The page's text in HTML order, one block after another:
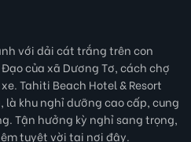
với dải cát trắng trên con
của xã Dương Tơ, cách chợ
Tahiti Beach Hotel & Resort
là khu nghỉ dưỡng cao cấp, cung
Tận hưởng kỳ nghỉ sang trọng,
tuyệt vời tại nơi đây.